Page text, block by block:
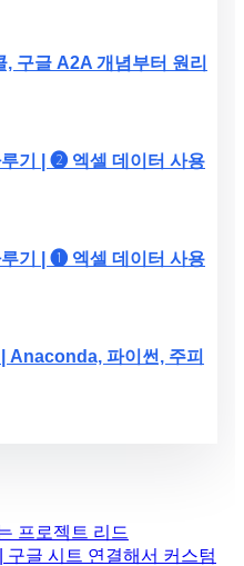
구글 A2A 개념부터 원리
기 | ❷ 엑셀 데이터 사용
기 | ❶ 엑셀 데이터 사용
Anaconda, 파이썬, 주피
프로젝트 리드
구글 시트 연결해서 커스텀